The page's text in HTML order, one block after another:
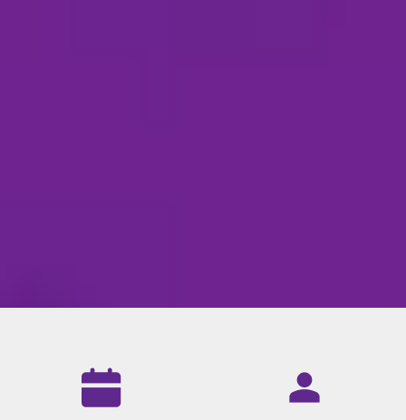
Resultados da nossa agência de marketing digital: mais